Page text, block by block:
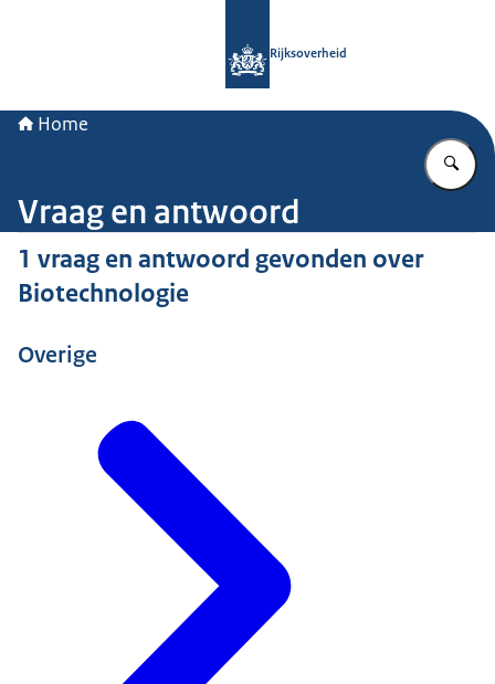
Rijksoverheid
Home
Vraag en antwoord
1 vraag en antwoord gevonden over
Biotechnologie
Overige